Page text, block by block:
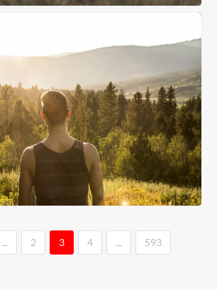
2 3 4 593